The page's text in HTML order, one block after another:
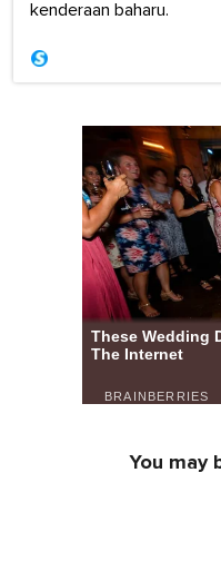
kenderaan baharu.
You may